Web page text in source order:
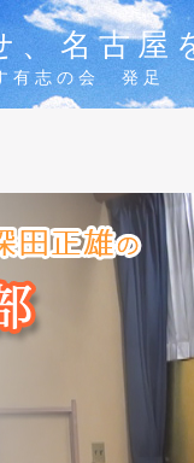
、名古
有志の会 発足